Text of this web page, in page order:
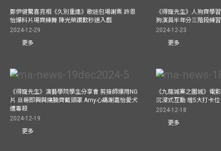
鄭伊健驚喜亮相《久別重逢》歌迷包場謝票 許恩
怡爆料片場齊練舞 陳光榮讚歎秒速入戲
2024-12-29
更多
《得寵先生》人狗齊學
狗演員半年分三階段練
2024-12-23
更多
《得寵先生》演藝學院學生分享會 剪接師爆用NG
片 旦哥即興與燒腩齊戴頭罩 Amy心痛謝嘉怡愛犬
遭毒殺
2024-12-19
更多
《九龍城寨之圍城》電
沉浸式互動 增5大打卡
2024-12-18
更多